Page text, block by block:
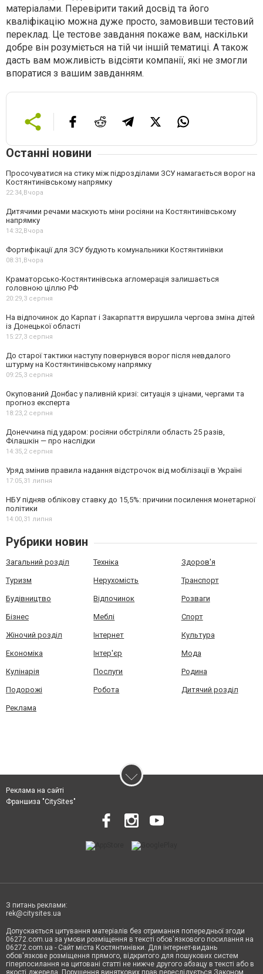
матеріалами. Перевірити такий досвід та його
кваліфікацію можна дуже просто, замовивши тестовий
переклад. Це тестове завдання покаже вам, наскільки
добре він розуміється на тій чи іншій тематиці. А також
дасть вам можливість відсіяти компанії, які не змогли
впоратися з вашим завданням.
Останні новини
Просочуватися на стику між підрозділами ЗСУ намагається ворог на
Костянтинівському напрямку
22:34, Вчора
Дитячими речами маскують міни росіяни на Костянтинівському
напрямку
14:32, Вчора
Фортифікації для ЗСУ будують комунальники Костянтинівки
08:31, Вчора
Краматорсько-Костянтинівська агломерація залишається
головною ціллю РФ
20:29,3 серпня
На відпочинок до Карпат і Закарпаття вирушила чергова зміна дітей
із Донецької області
15:27,3 серпня
До старої тактики наступу повернувся ворог після невдалого
штурму на Костянтинівському напрямку
09:25,3 серпня
Окупований Донбас у паливній кризі: ситуація з цінами, чергами та
прогноз експерта
18:23,2 серпня
Донеччина під ударом: росіяни обстріляли область 25 разів,
Філашкін — про наслідки
14:35,2 серпня
Уряд змінив правила надання відстрочок від мобілізації в Україні
17:05,31 липня
НБУ підняв облікову ставку до 15,5%: причини посилення монетарної
політики
14:00,31 липня
Рубрики новин
Загальний розділ Техніка Здоров'я
Туризм Нерухомість Транспорт
Будівництво Відпочинок Розваги
Бізнес Меблі Спорт
Жіночий розділ Інтернет Культура
Економіка Інтер'єр Мода
Кулінарія Послуги Родина
Подорожі Робота Дитячий розділ
Реклама
Реклама на сайті
Франшиза "CitySites"
З питань реклами:
rek@citysites.ua
Допускається цитування матеріалів без отримання попередньої згоди
06272.com.ua за умови розміщення в тексті обов'язкового посилання на
06272.com.ua - Сайт міста Костянтинівки. Для інтернет-видань
обов'язкове розміщення прямого, відкритого для пошукових систем
гіперпосилання на цитовані статті не нижче другого абзацу в тексті або в